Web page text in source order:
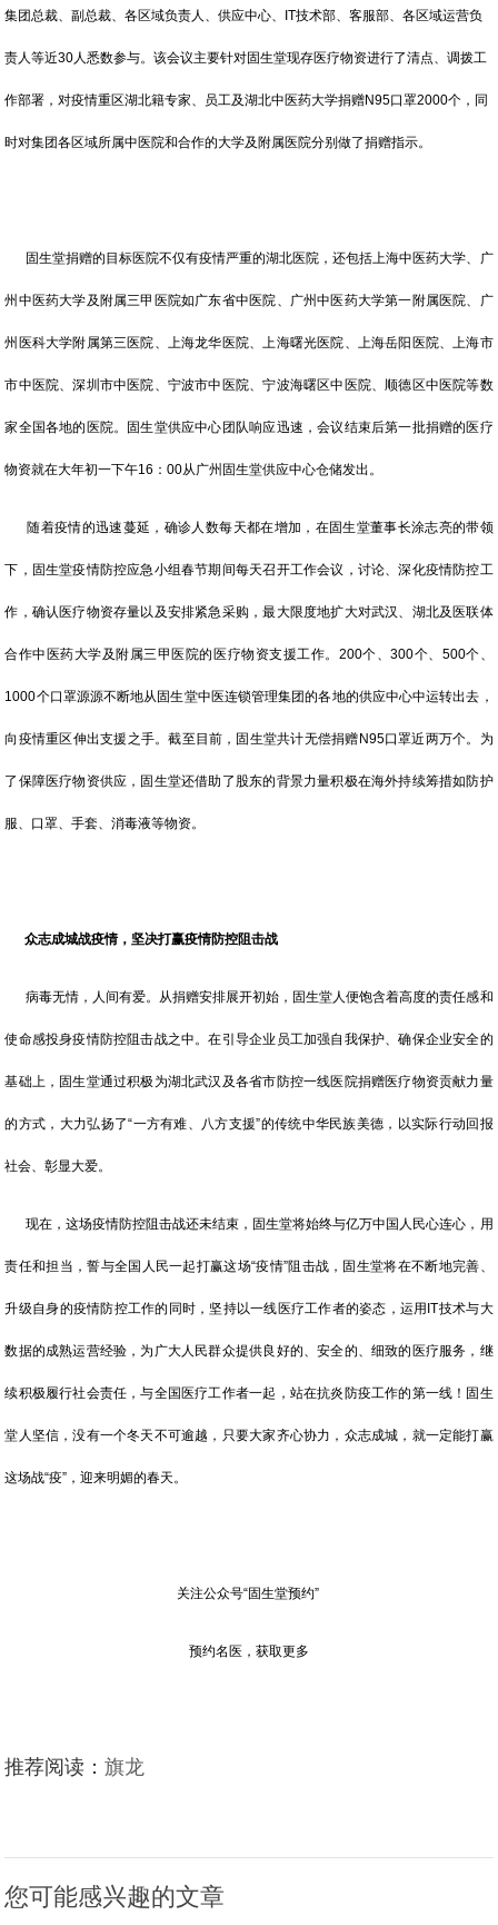
集团总裁、副总裁、各区域负责人、供应中心、IT技术部、客服部、各区域运营负
责人等近30人悉数参与。该会议主要针对固生堂现存医疗物资进行了清点、调拨工
作部署，对疫情重区湖北籍专家、员工及湖北中医药大学捐赠N95口罩2000个，同
时对集团各区域所属中医院和合作的大学及附属医院分别做了捐赠指示。
固生堂捐赠的目标医院不仅有疫情严重的湖北医院，还包括上海中医药大学、广
州中医药大学及附属三甲医院如广东省中医院、广州中医药大学第一附属医院、广
州医科大学附属第三医院、上海龙华医院、上海曙光医院、上海岳阳医院、上海市
市中医院、深圳市中医院、宁波市中医院、宁波海曙区中医院、顺德区中医院等数
家全国各地的医院。固生堂供应中心团队响应迅速，会议结束后第一批捐赠的医疗
物资就在大年初一下午16：00从广州固生堂供应中心仓储发出。
随着疫情的迅速蔓延，确诊人数每天都在增加，在固生堂董事长涂志亮的带领
下，固生堂疫情防控应急小组春节期间每天召开工作会议，讨论、深化疫情防控工
作，确认医疗物资存量以及安排紧急采购，最大限度地扩大对武汉、湖北及医联体
合作中医药大学及附属三甲医院的医疗物资支援工作。200个、300个、500个、
1000个口罩源源不断地从固生堂中医连锁管理集团的各地的供应中心中运转出去，
向疫情重区伸出支援之手。截至目前，固生堂共计无偿捐赠N95口罩近两万个。为
了保障医疗物资供应，固生堂还借助了股东的背景力量积极在海外持续筹措如防护
服、口罩、手套、消毒液等物资。
众志成城战疫情， 坚决打赢疫情防控阻击战
病毒无情，人间有爱。从捐赠安排展开初始，固生堂人便饱含着高度的责任感和
使命感投身疫情防控阻击战之中。在引导企业员工加强自我保护、确保企业安全的
基础上，固生堂通过积极为湖北武汉及各省市防控一线医院捐赠医疗物资贡献力量
的方式，大力弘扬了“一方有难、八方支援”的传统中华民族美德，以实际行动回报
社会、彰显大爱。
现在，这场疫情防控阻击战还未结束，固生堂将始终与亿万中国人民心连心，用
责任和担当，誓与全国人民一起打赢这场“疫情”阻击战，固生堂将在不断地完善、
升级自身的疫情防控工作的同时，坚持以一线医疗工作者的姿态，运用IT技术与大
数据的成熟运营经验，为广大人民群众提供良好的、安全的、细致的医疗服务，继
续积极履行社会责任，与全国医疗工作者一起，站在抗炎防疫工作的第一线！固生
堂人坚信，没有一个冬天不可逾越，只要大家齐心协力，众志成城，就一定能打赢
这场战“疫”，迎来明媚的春天。
关注公众号“固生堂预约”
预约名医，获取更多
推荐阅读：旗龙
您可能感兴趣的文章